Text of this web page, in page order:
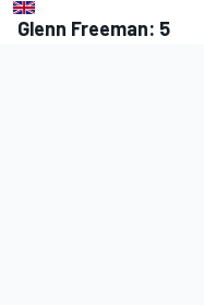
Glenn Freeman: 5